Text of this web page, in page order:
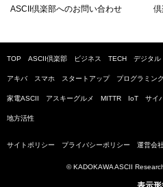
ASCII倶楽部へのお問い合わせ
TOP ASCII倶楽部 ビジネス TECH デジタル
アキバ スマホ スタートアップ プログラミン
家電ASCII アスキーグルメ MITTR IoT サイ
地方活性
サイトポリシー プライバシーポリシー 運営会
© KADOKAWA ASCII